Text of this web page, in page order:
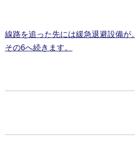
線路を追った先には緩急退避設備が
その6へ続きます。